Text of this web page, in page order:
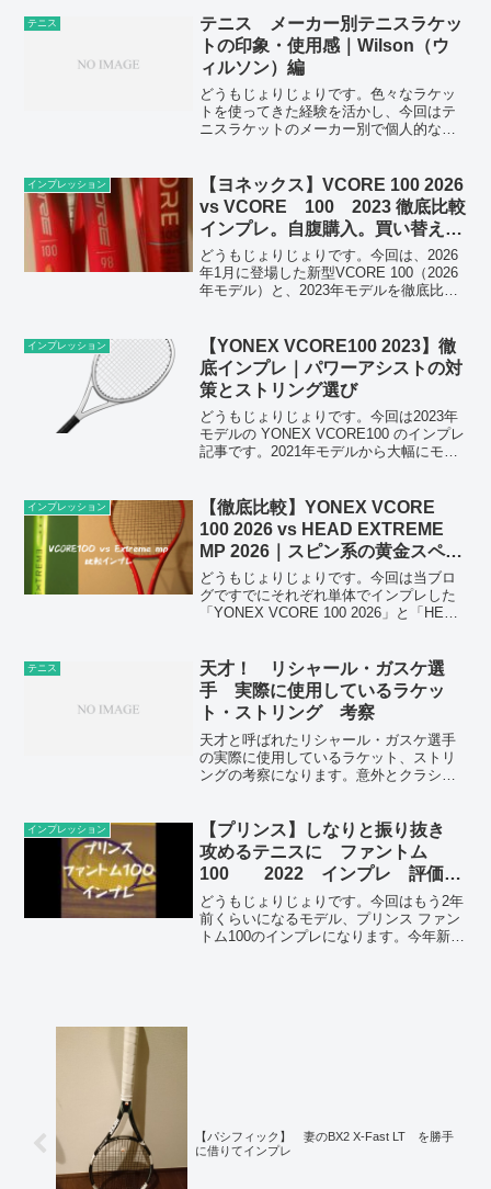
テニス
テニス メーカー別テニスラケッ
トの印象・使用感｜Wilson（ウ
ィルソン）編
どうもじょりじょりです。色々なラケッ
トを使ってきた経験を活かし、今回はテ
ニスラケットのメーカー別で個人的な印
ンドであるWilson（ウィルソン）につい
て、深掘りしていき...
インプレッション
【ヨネックス】VCORE 100 2026
vs VCORE 100 2023 徹底比較
インプレ。自腹購入。買い替える
価値はあるか？
どうもじょりじょりです。今回は、2026
年1月に登場した新型VCORE 100（2026
年モデル）と、2023年モデルを徹底比較
えて比較しました。VCORE 100とい...
インプレッション
【YONEX VCORE100 2023】徹
底インプレ｜パワーアシストの対
策とストリング選び
どうもじょりじょりです。今回は2023年
モデルの YONEX VCORE100 のインプレ
記事です。2021年モデルから大幅にモー
ク・ボレー・サーブ性能やストリングの
相性...
インプレッション
【徹底比較】YONEX VCORE
100 2026 vs HEAD EXTREME
MP 2026｜スピン系の黄金スペッ
クで迷ったらどっちを選ぶべき？
どうもじょりじょりです。今回は当ブロ
グですでにそれぞれ単体でインプレした
「YONEX VCORE 100 2026」と「HEAD
【関連記事】YONEX VC...
テニス
天才！ リシャール・ガスケ選
手 実際に使用しているラケッ
ト・ストリング 考察
天才と呼ばれたリシャール・ガスケ選手
の実際に使用しているラケット、ストリ
ングの考察になります。意外とクラシッ
す。
インプレッション
【プリンス】しなりと振り抜き
攻めるテニスに ファントム
100 2022 インプレ 評価
レビュー 感想
どうもじょりじょりです。今回はもう2年
前くらいになるモデル、プリンス ファン
トム100のインプレになります。今年新作
【パシフィック】 妻のBX2 X-Fast LT を勝手
に借りてインプレ